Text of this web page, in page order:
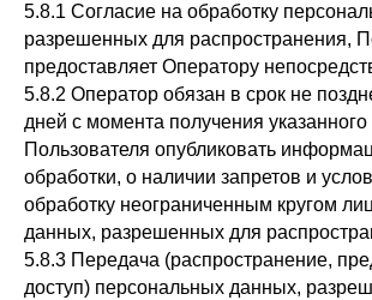
5.8.1 Согласие на обработку
разрешенных для распространения,
предоставляет Оператору
5.8.2 Оператор обязан в срок не
дней с момента получения указанного
Пользователя опубликовать
обработки, о наличии запретов и
обработку неограниченным кругом
данных, разрешенных для
5.8.3 Передача (распространение,
доступ) персональных данных,